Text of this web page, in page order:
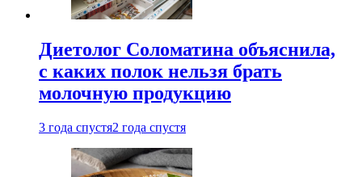
Диетолог Соломатина объяснила,
с каких полок нельзя брать
молочную продукцию
3 года спустя2 года спустя